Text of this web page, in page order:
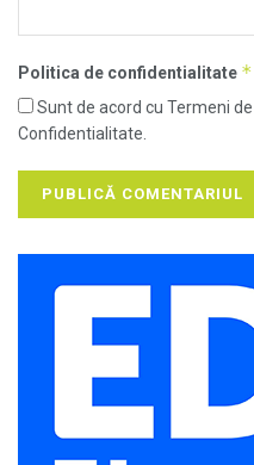
Politica de confidentialitate *
Sunt de acord cu Termeni
Confidentialitate.